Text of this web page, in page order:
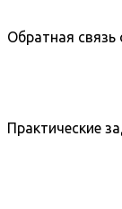
Обратная связь
Практические